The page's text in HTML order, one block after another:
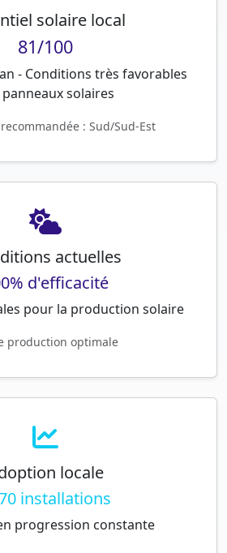
solaire local
81/100
- Conditions très favorables
solaires
: Sud/Sud-Est
actuelles
d'efficacité
pour la production solaire
production optimale
locale
installations
progression constante